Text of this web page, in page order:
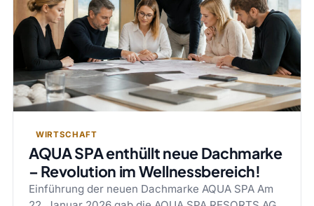
WIRTSCHAFT
AQUA SPA enthüllt neue Dachmarke
– Revolution im Wellnessbereich!
Einführung der neuen Dachmarke AQUA SPA Am